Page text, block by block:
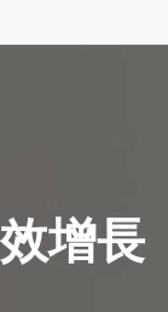
增長